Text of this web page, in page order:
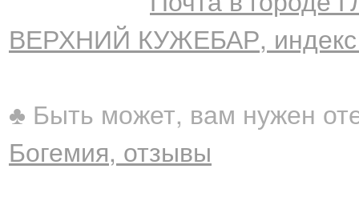
ВЕРХНИЙ КУЖЕБАР, индекс
♣ Быть может, вам нужен
Богемия, отзывы